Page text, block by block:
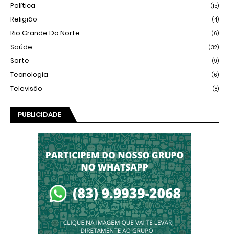
Política (15)
Religião (4)
Rio Grande Do Norte (6)
Saúde (32)
Sorte (9)
Tecnologia (6)
Televisão (8)
PUBLICIDADE